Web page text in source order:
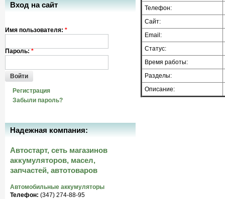
Телефон:
Сайт:
Email:
Статус:
Время работы:
Разделы:
Описание:
Вход на сайт
Имя пользователя: *
Пароль: *
Войти
Регистрация
Забыли пароль?
Надежная компания:
Автостарт, сеть магазинов
аккумуляторов, масел,
запчастей, автотоваров
Автомобильные аккумуляторы
Телефон: (347) 274-88-95